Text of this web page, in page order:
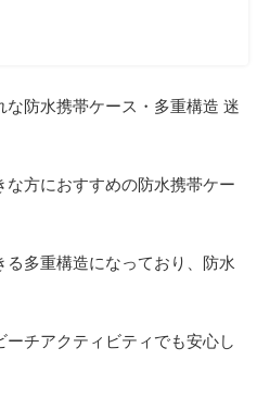
防水携帯ケース・多重構造 迷
方におすすめの防水携帯ケー
多重構造になっており、防水
チアクティビティでも安心し